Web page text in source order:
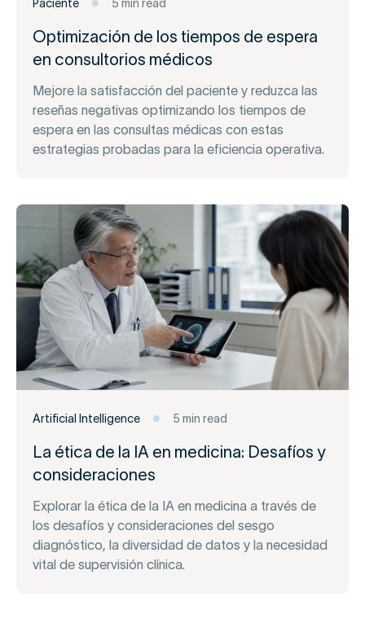
Paciente 5 min read
Optimización de los tiempos de espera
en consultorios médicos
Mejore la satisfacción del paciente y reduzca las
reseñas negativas optimizando los tiempos de
espera en las consultas médicas con estas
estrategias probadas para la eficiencia operativa.
Artificial Intelligence 5 min read
La ética de la IA en medicina: Desafíos y
consideraciones
Explorar la ética de la IA en medicina a través de
los desafíos y consideraciones del sesgo
diagnóstico, la diversidad de datos y la necesidad
vital de supervisión clínica.